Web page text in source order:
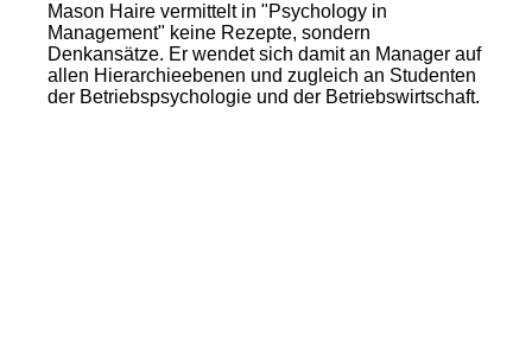
Mason Haire vermittelt in "Psychology in
Management" keine Rezepte, sondern
Denkansätze. Er wendet sich damit an Manager auf
allen Hierarchieebenen und zugleich an Studenten
der Betriebspsychologie und der Betriebswirtschaft.